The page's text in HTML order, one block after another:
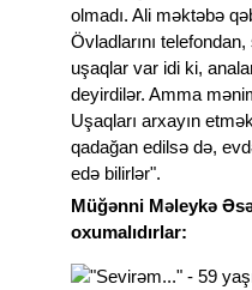
olmadı. Ali məktəbə
Övladlarını
uşaqlar var idi ki,
deyirdilər. Amma
Uşaqları arxayın
qadağan edilsə də,
edə bilirlər".
Müğənni Məleykə
oxumalıdırlar: